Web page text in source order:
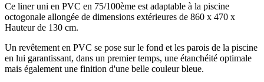
Ce liner uni en PVC en 75/100ème est adaptable à la piscine
octogonale allongée de dimensions extérieures de 860 x 470 x
Hauteur de 130 cm.
Un revêtement en PVC se pose sur le fond et les parois de la piscine
en lui garantissant, dans un premier temps, une étanchéité optimale
mais également une finition d'une belle couleur bleue.